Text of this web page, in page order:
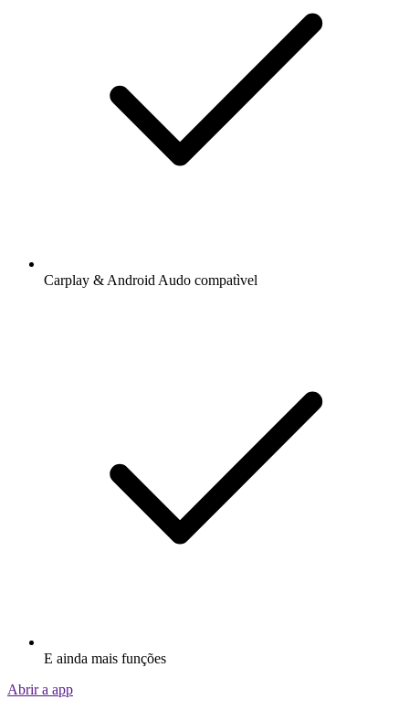
Carplay & Android Audo compatìvel
E ainda mais funções
Abrir a app